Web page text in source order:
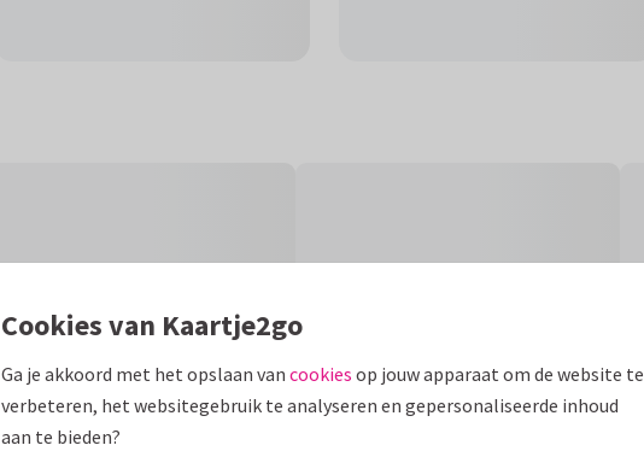
Cookies van Kaartje2go
Ga je akkoord met het opslaan van cookies op jouw apparaat om de website te
verbeteren, het websitegebruik te analyseren en gepersonaliseerde inhoud
aan te bieden?